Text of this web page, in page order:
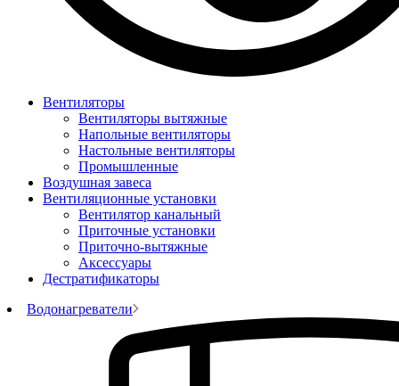
Вентиляторы
Вентиляторы вытяжные
Напольные вентиляторы
Настольные вентиляторы
Промышленные
Воздушная завеса
Вентиляционные установки
Вентилятор канальный
Приточные установки
Приточно-вытяжные
Аксессуары
Дестратификаторы
Водонагреватели